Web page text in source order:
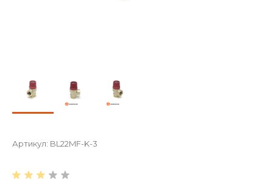
Артикул: BL22MF-K-3